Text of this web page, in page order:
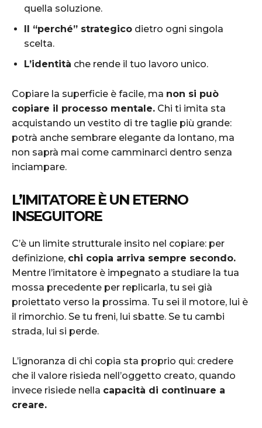
quella soluzione.
Il “perché” strategico dietro ogni singola
scelta.
L’identità che rende il tuo lavoro unico.
Copiare la superficie è facile, ma non si può
copiare il processo mentale. Chi ti imita sta
acquistando un vestito di tre taglie più grande:
potrà anche sembrare elegante da lontano, ma
non saprà mai come camminarci dentro senza
inciampare.
L’IMITATORE È UN ETERNO
INSEGUITORE
C’è un limite strutturale insito nel copiare: per
definizione, chi copia arriva sempre secondo.
Mentre l’imitatore è impegnato a studiare la tua
mossa precedente per replicarla, tu sei già
proiettato verso la prossima. Tu sei il motore, lui è
il rimorchio. Se tu freni, lui sbatte. Se tu cambi
strada, lui si perde.
L’ignoranza di chi copia sta proprio qui: credere
che il valore risieda nell’oggetto creato, quando
invece risiede nella capacità di continuare a
creare.